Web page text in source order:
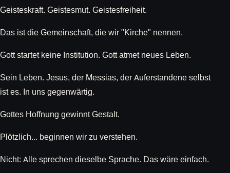
Geisteskraft. Geistesmut. Geistesfreiheit.
Das ist die Gemeinschaft, die wir "Kirche" nennen.
Gott startet keine Institution. Gott atmet neues Leben.
Sein Leben. Jesus, der Messias, der Auferstandene selbst
ist es. In uns gegenwärtig.
Gottes Hoffnung gewinnt Gestalt.
Plötzlich... beginnen wir zu verstehen.
Nicht: Alle sprechen dieselbe Sprache. Das wäre einfach.